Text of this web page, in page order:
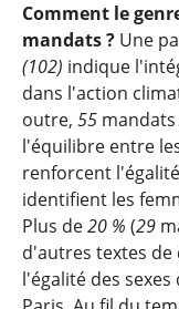
Comment le
mandats ? Une
(102) indique
dans l'action
outre, 55
l'équilibre entre
renforcent
identifient les
Plus de20 % (29
d'autres textes
l'égalité des